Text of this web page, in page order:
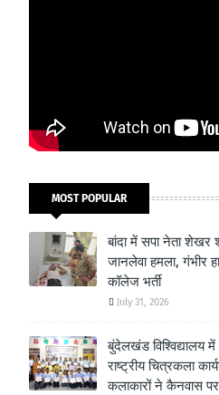
MOST POPULAR
बांदा में सपा नेता शेखर
जानलेवा हमला, गंभीर
कॉलेज भर्ती
July 31, 2026
बुंदेलखंड विश्विद्यालय
राष्ट्रीय चित्रकला
कलाकारों ने कैनवास